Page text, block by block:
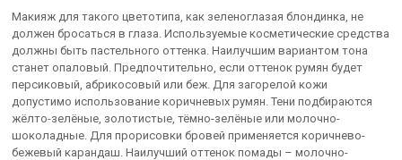
Макияж для такого цветотипа, как зеленоглазая блондинка, не
должен бросаться в глаза. Используемые косметические средства
должны быть пастельного оттенка. Наилучшим вариантом тона
станет опаловый. Предпочтительно, если оттенок румян будет
персиковый, абрикосовый или беж. Для загорелой кожи
допустимо использование коричневых румян. Тени подбираются
жёлто-зелёные, золотистые, тёмно-зелёные или молочно-
шоколадные. Для прорисовки бровей применяется коричнево-
бежевый карандаш. Наилучший оттенок помады – молочно-